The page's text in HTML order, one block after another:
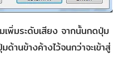
เพิ่มระดับเสียง จากนั้นกดปุ่ม
านข้างค้างไว้จนกว่าจะเข้าสู่